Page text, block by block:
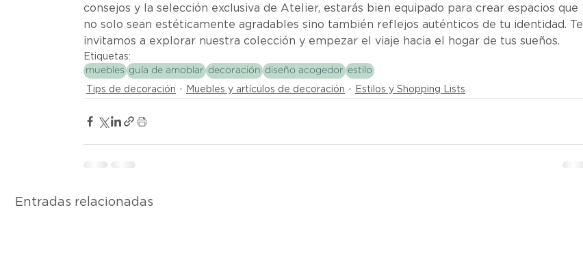
consejos y la selección exclusiva de Atelier, estarás bien equipado para crear espacios que
no solo sean estéticamente agradables sino también reflejos auténticos de tu identidad. Te
invitamos a explorar nuestra colección y empezar el viaje hacia el hogar de tus sueños.
Etiquetas:
muebles guía de amoblar decoración diseño acogedor estilo
Tips de decoración Muebles y artículos de decoración Estilos y Shopping Lists
Entradas relacionadas